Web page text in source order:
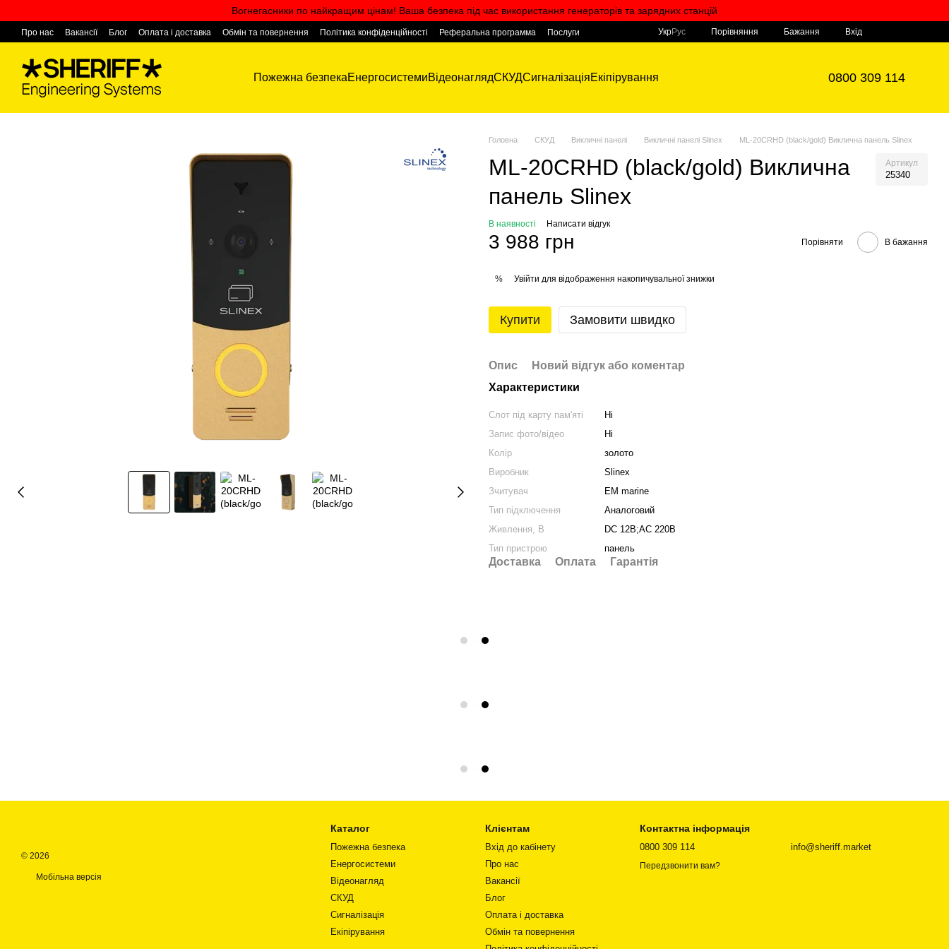
Вогнегасники по найкращим цінам! Ваша безпека під час використання генераторів та зарядних станцій
Про нас Вакансії Блог Оплата і доставка Обмін та повернення Політика конфіденційності Реферальна программа
Послуги
УкрРус Порівняння Бажання Вхід
Пожежна безпекаЕнергосистемиВідеонаглядСКУДСигналізаціяЕкіпірування 0800 309 114
Головна СКУД Викличні панелі Викличні панелі Slinex ML-20CRHD (black/gold) Виклична панель Slinex
ML-20CRHD (black/gold) Виклична
панель Slinex
Артикул
25340
В наявності Написати відгук
3 988 грн Порівняти В бажання
% Увійти для відображення накопичувальної знижки
Купити Замовити швидко
Опис
Новий відгук або коментар
Характеристики
Слот під карту пам'яті
Ні
Запис фото/відео
Ні
Колір
золото
Виробник
Slinex
Зчитувач
EM marine
Тип підключення
Аналоговий
Живлення, В
DC 12В;AC 220В
Тип пристрою
панель
Доставка Оплата Гарантія
© 2026
Мобільна версія
Каталог
Пожежна безпека
Енергосистеми
Відеонагляд
СКУД
Сигналізація
Екіпірування
Клієнтам
Вхід до кабінету
Про нас
Вакансії
Блог
Оплата і доставка
Обмін та повернення
Контактна інформація
0800 309 114
Передзвонити вам?
info@sheriff.market